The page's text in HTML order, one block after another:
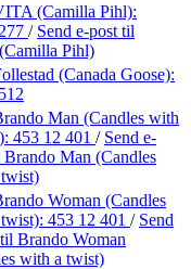
(Camilla Pihl):
/ Send e-post til
Pihl)
(Canada Goose):
Man (Candles with
453 12 401 / Send e-
Man (Candles
Woman (Candles
453 12 401 / Send
til Brando Woman
with a twist)